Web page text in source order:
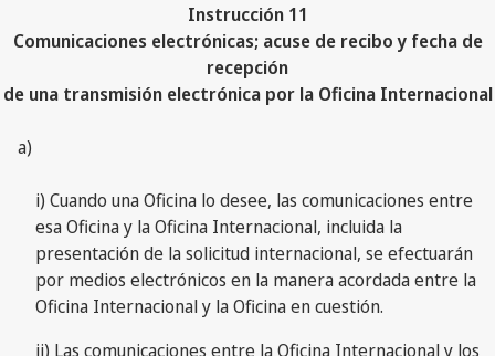
Instrucción 11
Comunicaciones electrónicas; acuse de recibo y fecha de
recepción
de una transmisión electrónica por la Oficina Internacional
a)
i) Cuando una Oficina lo desee, las comunicaciones entre
esa Oficina y la Oficina Internacional, incluida la
presentación de la solicitud internacional, se efectuarán
por medios electrónicos en la manera acordada entre la
Oficina Internacional y la Oficina en cuestión.
ii) Las comunicaciones entre la Oficina Internacional y los